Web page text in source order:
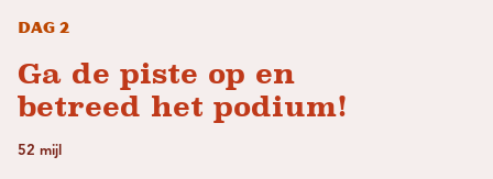
Dag 2
Ga de piste op en
betreed het podium!
52 mijl